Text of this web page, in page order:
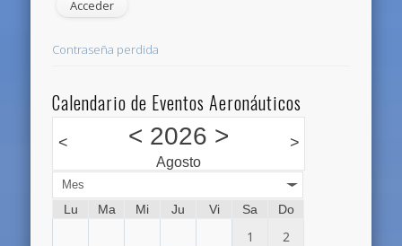
Contraseña perdida
Calendario de Eventos Aeronáuticos
< < 2026 >
Agosto
>
Mes
Lu Ma Mi Ju Vi Sa Do
1 2